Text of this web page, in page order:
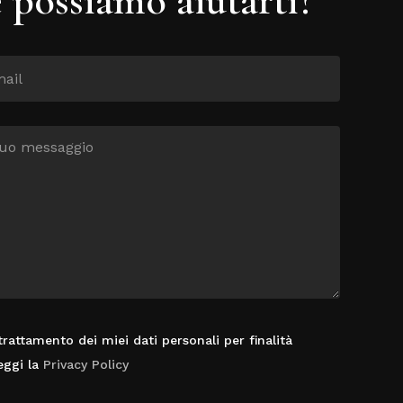
dei miei dati personali per finalità
la Privacy Policy